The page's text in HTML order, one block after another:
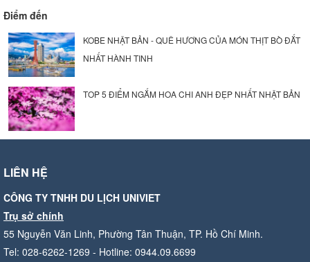
Điểm đến
KOBE NHẬT BẢN - QUÊ HƯƠNG CỦA MÓN THỊT BÒ ĐẮT
NHẤT HÀNH TINH
TOP 5 ĐIỂM NGẮM HOA CHI ANH ĐẸP NHẤT NHẬT BẢN
LIÊN HỆ
CÔNG TY TNHH DU LỊCH UNIVIET
Trụ sở chính
55 Nguyễn Văn Linh, Phường Tân Thuận, TP. Hồ Chí Minh.
Tel: 028-6262-1269 - Hotline: 0944.09.6699